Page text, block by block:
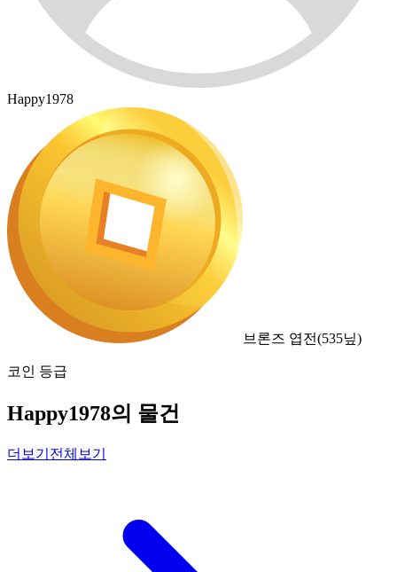
Happy1978
브론즈 엽전(535닢)
코인 등급
Happy1978의 물건
더보기 전체보기